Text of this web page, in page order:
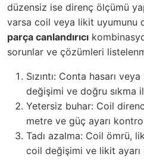
düzensiz ise direnç ölçümü
varsa coil veya likit uyumunu
parça canlandırıcı
sorunlar ve çözümleri
Sızıntı: Conta hasarı
değişimi ve doğru sıkma
Yetersiz buhar: Coil
metre ve güç ayarı
Tadı azalma: Coil ömrü,
coil değişimi ve likit ayarı